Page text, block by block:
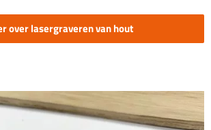
over lasergraveren van hout